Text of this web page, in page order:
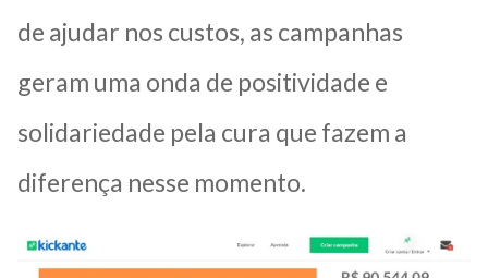
de ajudar nos custos, as campanhas
geram uma onda de positividade e
solidariedade pela cura que fazem a
diferença nesse momento.